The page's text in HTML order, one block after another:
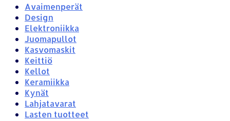
Avaimenperät
Design
Elektroniikka
Juomapullot
Kasvomaskit
Keittiö
Kellot
Keramiikka
Kynät
Lahjatavarat
Lasten tuotteet